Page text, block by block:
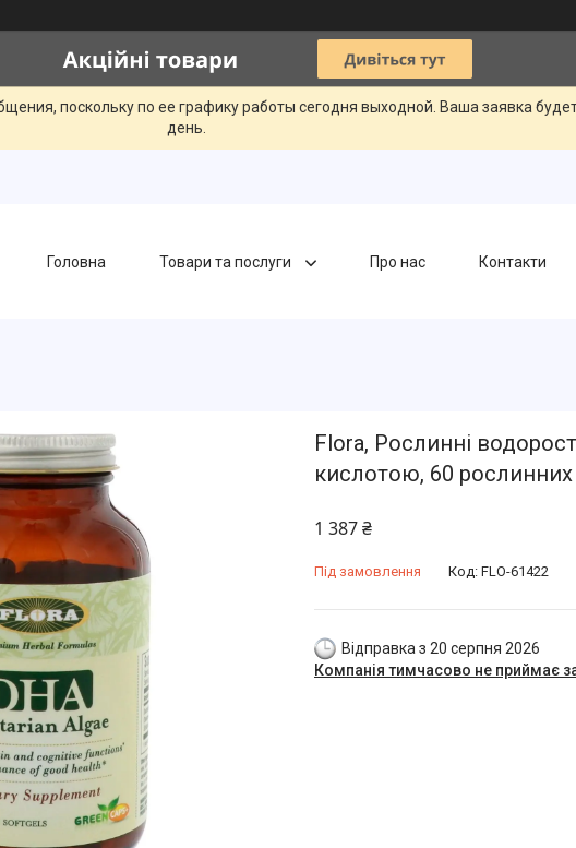
поскольку по ее графику работы сегодня выходной. Ваша заявка
день.
Головна Товари та послуги Про нас Контакти
Flora, Рослинні
кислотою, 60 рослинних
1 387 ₴
Під замовлення Код: FLO-61422
Відправка з 20 серпня 2026
Компанія тимчасово не приймає